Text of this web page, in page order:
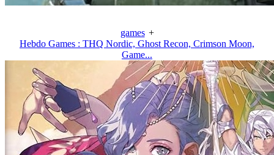
games +
Hebdo Games : THQ Nordic, Ghost Recon, Crimson Moon,
Game...